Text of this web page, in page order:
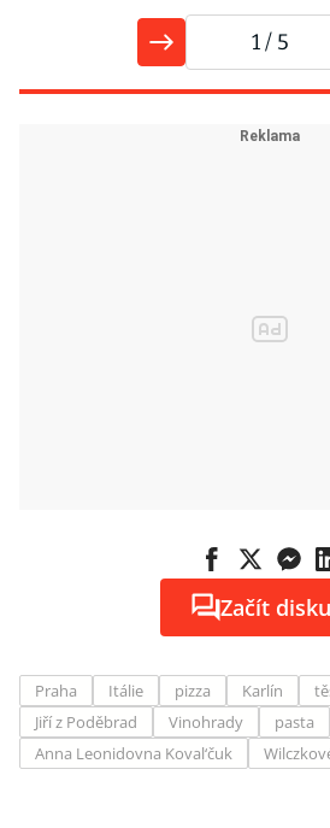
1/ 5
Začít
Praha Itálie pizza Karlín
Jiří z Poděbrad
Vinohrady
pasta
Anna Leonidovna Koval‘čuk